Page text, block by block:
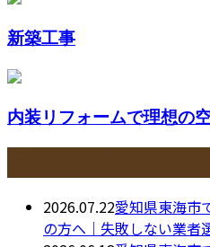
新築工事
内装リフォームで理想の
2026.07.22愛知県東海市
の方へ｜失敗しない業者